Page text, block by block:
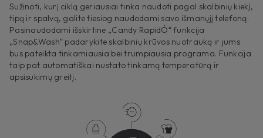
Sužinoti, kurį ciklą geriausiai tinka naudoti pagal skalbinių kiekį,
tipą ir spalvą, galite tiesiog naudodami savo išmanųjį telefoną.
Pasinaudodami išskirtine „Candy RapidÓ“ funkcija
„Snap&Wash“ padarykite skalbinių krūvos nuotrauką ir jums
bus pateikta tinkamiausia bei trumpiausia programa. Funkcija
taip pat automatiškai nustato tinkamą temperatūrą ir
apsisukimų greitį.